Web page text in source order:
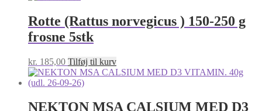
Rotte (Rattus norvegicus ) 150-250 g
frosne 5stk
kr. 185,00 Tilføj til kurv
NEKTON MSA CALSIUM MED D3